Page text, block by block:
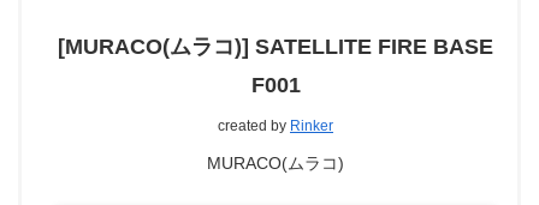
[MURACO(ムラコ)] SATELLITE FIRE BASE
F001
created by Rinker
MURACO(ムラコ)